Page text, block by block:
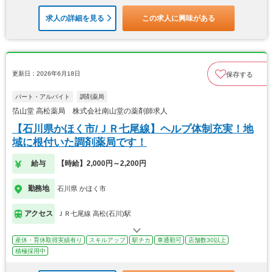
求人の詳細を見る この求人に興味がある
更新日：2026年6月18日 保存する
パート・アルバイト 調剤薬局
箔山堂 高松薬局 株式会社南山堂の薬剤師求人
【石川県かほく市/ＪＲ七尾線】ヘルプ体制充実！地
域に根付いた調剤薬局です！
給与 【時給】2,000円～2,200円
勤務地 石川県 かほく市
アクセス ＪＲ七尾線 高松(石川)駅
産休・育休取得実績有り スキルアップ 駅チカ 車通勤可
店舗数30以上
積極採用中